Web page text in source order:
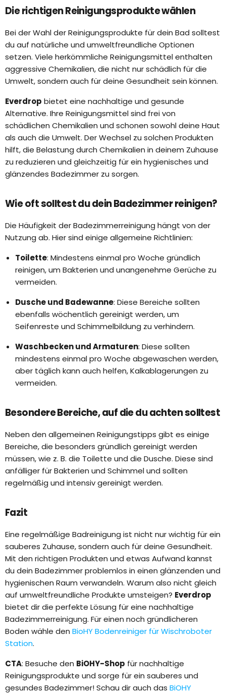
Die richtigen Reinigungsprodukte wählen
Bei der Wahl der Reinigungsprodukte für dein Bad solltest
du auf natürliche und umweltfreundliche Optionen
setzen. Viele herkömmliche Reinigungsmittel enthalten
aggressive Chemikalien, die nicht nur schädlich für die
Umwelt, sondern auch für deine Gesundheit sein können.
Everdrop bietet eine nachhaltige und gesunde
Alternative. Ihre Reinigungsmittel sind frei von
schädlichen Chemikalien und schonen sowohl deine Haut
als auch die Umwelt. Der Wechsel zu solchen Produkten
hilft, die Belastung durch Chemikalien in deinem Zuhause
zu reduzieren und gleichzeitig für ein hygienisches und
glänzendes Badezimmer zu sorgen.
Wie oft solltest du dein Badezimmer reinigen?
Die Häufigkeit der Badezimmerreinigung hängt von der
Nutzung ab. Hier sind einige allgemeine Richtlinien:
Toilette: Mindestens einmal pro Woche gründlich
reinigen, um Bakterien und unangenehme Gerüche zu
vermeiden.
Dusche und Badewanne: Diese Bereiche sollten
ebenfalls wöchentlich gereinigt werden, um
Seifenreste und Schimmelbildung zu verhindern.
Waschbecken und Armaturen: Diese sollten
mindestens einmal pro Woche abgewaschen werden,
aber täglich kann auch helfen, Kalkablagerungen zu
vermeiden.
Besondere Bereiche, auf die du achten solltest
Neben den allgemeinen Reinigungstipps gibt es einige
Bereiche, die besonders gründlich gereinigt werden
müssen, wie z. B. die Toilette und die Dusche. Diese sind
anfälliger für Bakterien und Schimmel und sollten
regelmäßig und intensiv gereinigt werden.
Fazit
Eine regelmäßige Badreinigung ist nicht nur wichtig für ein
sauberes Zuhause, sondern auch für deine Gesundheit.
Mit den richtigen Produkten und etwas Aufwand kannst
du dein Badezimmer problemlos in einen glänzenden und
hygienischen Raum verwandeln. Warum also nicht gleich
auf umweltfreundliche Produkte umsteigen? Everdrop
bietet dir die perfekte Lösung für eine nachhaltige
Badezimmerreinigung. Für einen noch gründlicheren
Boden wähle den BioHY Bodenreiniger für Wischroboter
Station.
CTA: Besuche den BiOHY-Shop für nachhaltige
Reinigungsprodukte und sorge für ein sauberes und
gesundes Badezimmer! Schau dir auch das BiOHY